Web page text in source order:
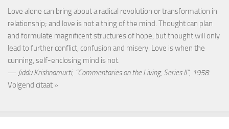
Love alone can bring about a radical revolution or transformation in
relationship; and love is not a thing of the mind. Thought can plan
and formulate magnificent structures of hope, but thought will only
lead to further conflict, confusion and misery. Love is when the
cunning, self-enclosing mind is not.
— Jiddu Krishnamurti, “Commentaries on the Living, Series II”, 1958
Volgend citaat »